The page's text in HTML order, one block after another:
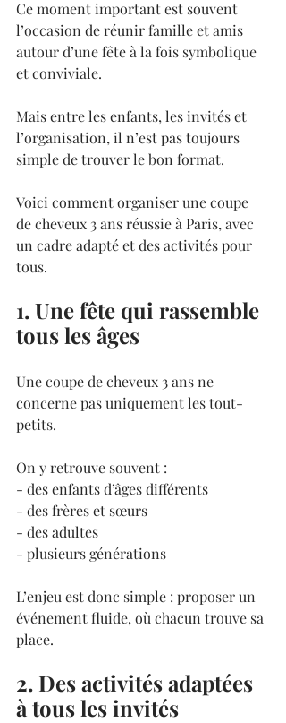
Ce moment important est souvent
l’occasion de réunir famille et amis
autour d’une fête à la fois symbolique
et conviviale.
Mais entre les enfants, les invités et
l’organisation, il n’est pas toujours
simple de trouver le bon format.
Voici comment organiser une coupe
de cheveux 3 ans réussie à Paris, avec
un cadre adapté et des activités pour
tous.
1. Une fête qui rassemble
tous les âges
Une coupe de cheveux 3 ans ne
concerne pas uniquement les tout-
petits.
On y retrouve souvent :
- des enfants d’âges différents
- des frères et sœurs
- des adultes
- plusieurs générations
L’enjeu est donc simple : proposer un
événement fluide, où chacun trouve sa
place.
2. Des activités adaptées
à tous les invités